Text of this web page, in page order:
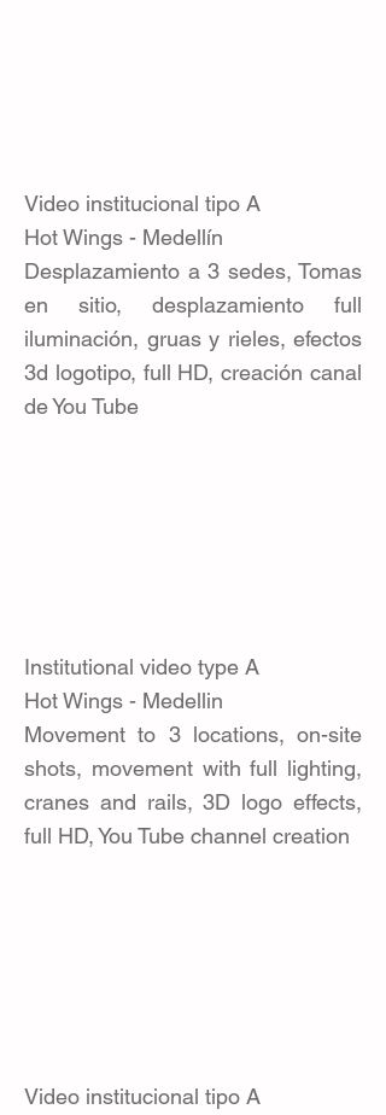
Video institucional tipo A
Hot Wings - Medellín
Desplazamiento a 3 sedes, Tomas
en sitio, desplazamiento full
iluminación, gruas y rieles, efectos
3d logotipo, full HD, creación canal
de You Tube
Institutional video type A
Hot Wings - Medellin
Movement to 3 locations, on-site
shots, movement with full lighting,
cranes and rails, 3D logo effects,
full HD, You Tube channel creation
Video institucional tipo A